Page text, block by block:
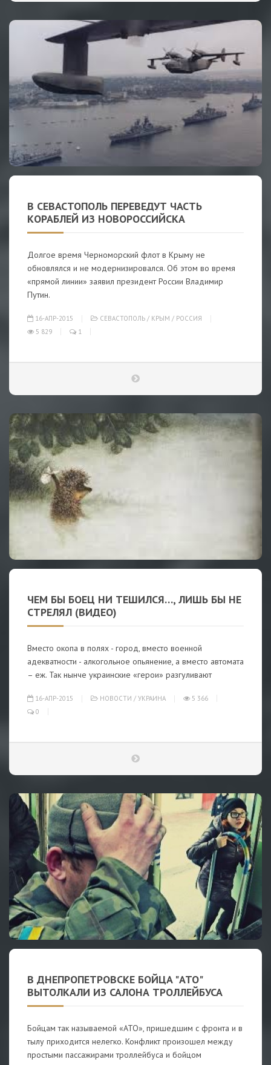
В СЕВАСТОПОЛЬ ПЕРЕВЕДУТ ЧАСТЬ
КОРАБЛЕЙ ИЗ НОВОРОССИЙСКА
Долгое время Черноморский флот в Крыму не
обновлялся и не модернизировался. Об этом во время
«прямой линии» заявил президент России Владимир
Путин.
16-АПР-2015 СЕВАСТОПОЛЬ / КРЫМ / РОССИЯ
5 829
1
ЧЕМ БЫ БОЕЦ НИ ТЕШИЛСЯ…, ЛИШЬ БЫ НЕ
СТРЕЛЯЛ (ВИДЕО)
Вместо окопа в полях - город, вместо военной
адекватности - алкогольное опьянение, а вместо автомата
– еж. Так нынче украинские «герои» разгуливают
16-АПР-2015 НОВОСТИ / УКРАИНА
5 366
0
В ДНЕПРОПЕТРОВСКЕ БОЙЦА "АТО"
ВЫТОЛКАЛИ ИЗ САЛОНА ТРОЛЛЕЙБУСА
Бойцам так называемой «АТО», пришедшим с фронта и в
тылу приходится нелегко. Конфликт произошел между
простыми пассажирами троллейбуса и бойцом